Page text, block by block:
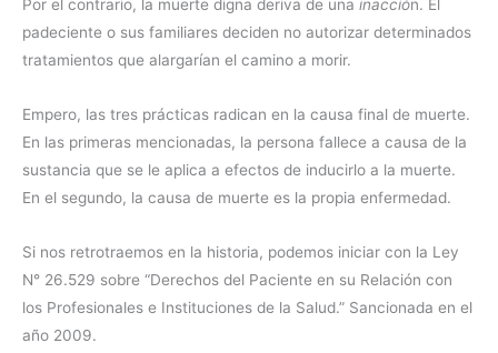
Por el contrario, la muerte digna deriva de una inacción. El
padeciente o sus familiares deciden no autorizar determinados
tratamientos que alargarían el camino a morir.
Empero, las tres prácticas radican en la causa final de muerte.
En las primeras mencionadas, la persona fallece a causa de la
sustancia que se le aplica a efectos de inducirlo a la muerte.
En el segundo, la causa de muerte es la propia enfermedad.
Si nos retrotraemos en la historia, podemos iniciar con la Ley
N° 26.529 sobre “Derechos del Paciente en su Relación con
los Profesionales e Instituciones de la Salud.” Sancionada en el
año 2009.